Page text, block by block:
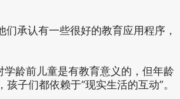
承认有一些很好的教育应用程序，
龄前儿童是有教育意义的，但年龄
子们都依赖于“现实生活的互动”。